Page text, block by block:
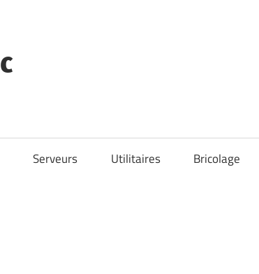
Serveurs Utilitaires Bricolage